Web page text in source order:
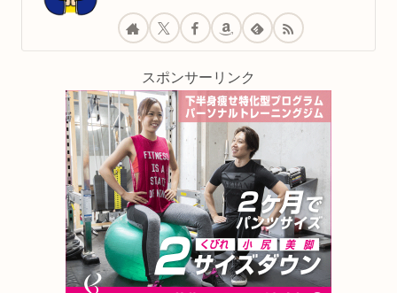
スポンサーリンク